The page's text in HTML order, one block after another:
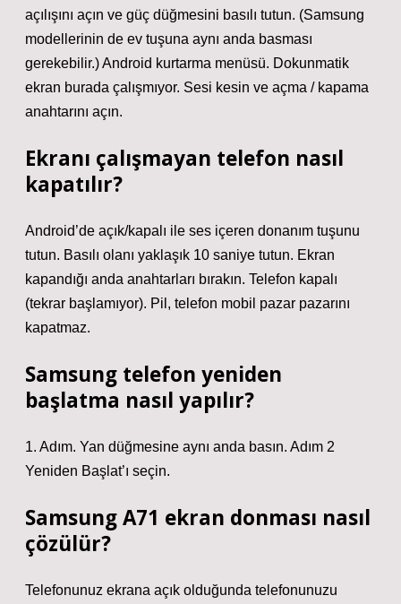
açılışını açın ve güç düğmesini basılı tutun. (Samsung
modellerinin de ev tuşuna aynı anda basması
gerekebilir.) Android kurtarma menüsü. Dokunmatik
ekran burada çalışmıyor. Sesi kesin ve açma / kapama
anahtarını açın.
Ekranı çalışmayan telefon nasıl
kapatılır?
Android’de açık/kapalı ile ses içeren donanım tuşunu
tutun. Basılı olanı yaklaşık 10 saniye tutun. Ekran
kapandığı anda anahtarları bırakın. Telefon kapalı
(tekrar başlamıyor). Pil, telefon mobil pazar pazarını
kapatmaz.
Samsung telefon yeniden
başlatma nasıl yapılır?
1. Adım. Yan düğmesine aynı anda basın. Adım 2
Yeniden Başlat’ı seçin.
Samsung A71 ekran donması nasıl
çözülür?
Telefonunuz ekrana açık olduğunda telefonunuzu